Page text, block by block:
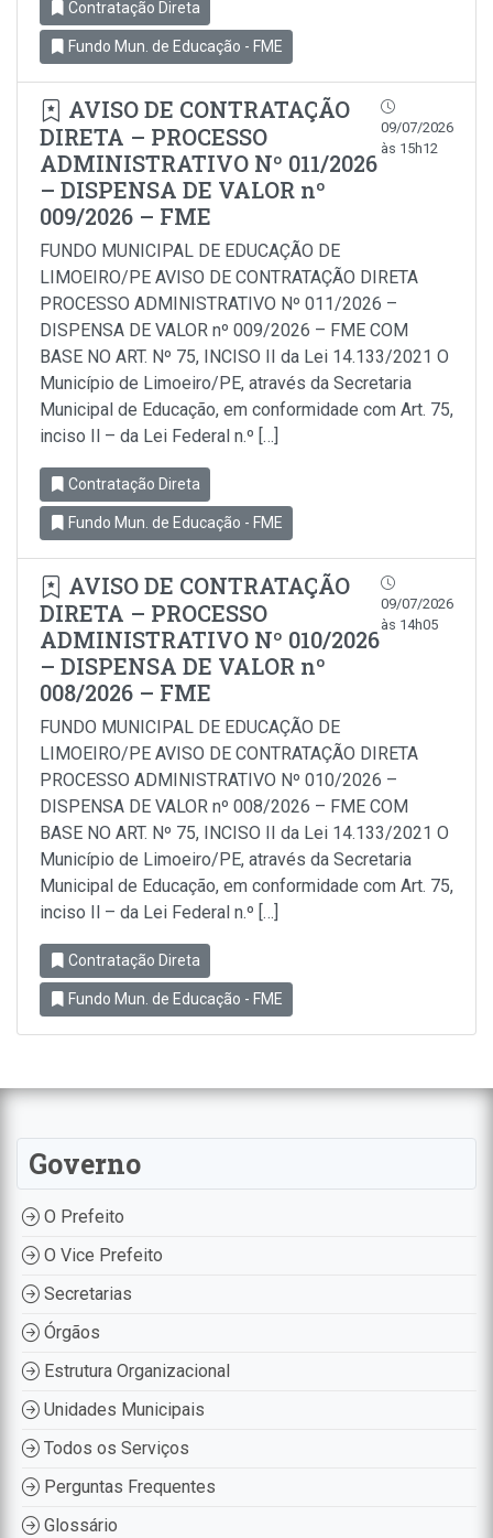
Contratação Direta
Fundo Mun. de Educação - FME
AVISO DE CONTRATAÇÃO
DIRETA – PROCESSO
ADMINISTRATIVO Nº 011/2026
– DISPENSA DE VALOR nº
009/2026 – FME
09/07/2026
às 15h12
FUNDO MUNICIPAL DE EDUCAÇÃO DE
LIMOEIRO/PE AVISO DE CONTRATAÇÃO DIRETA
PROCESSO ADMINISTRATIVO Nº 011/2026 –
DISPENSA DE VALOR nº 009/2026 – FME COM
BASE NO ART. Nº 75, INCISO II da Lei 14.133/2021 O
Município de Limoeiro/PE, através da Secretaria
Municipal de Educação, em conformidade com Art. 75,
inciso Il – da Lei Federal n.º […]
Contratação Direta
Fundo Mun. de Educação - FME
AVISO DE CONTRATAÇÃO
DIRETA – PROCESSO
ADMINISTRATIVO Nº 010/2026
– DISPENSA DE VALOR nº
008/2026 – FME
09/07/2026
às 14h05
FUNDO MUNICIPAL DE EDUCAÇÃO DE
LIMOEIRO/PE AVISO DE CONTRATAÇÃO DIRETA
PROCESSO ADMINISTRATIVO Nº 010/2026 –
DISPENSA DE VALOR nº 008/2026 – FME COM
BASE NO ART. Nº 75, INCISO II da Lei 14.133/2021 O
Município de Limoeiro/PE, através da Secretaria
Municipal de Educação, em conformidade com Art. 75,
inciso Il – da Lei Federal n.º […]
Contratação Direta
Fundo Mun. de Educação - FME
Governo
O Prefeito
O Vice Prefeito
Secretarias
Órgãos
Estrutura Organizacional
Unidades Municipais
Todos os Serviços
Perguntas Frequentes
Glossário